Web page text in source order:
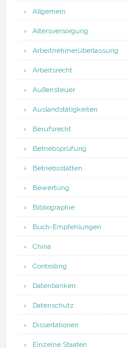
Allgemein
Altersversorgung
Arbeitnehmerüberlassung
Arbeitsrecht
Außensteuer
Auslandstätigkeiten
Berufsrecht
Betriebsprüfung
Betriebsstätten
Bewertung
Bibliographie
Buch-Empfehlungen
China
Controlling
Datenbanken
Datenschutz
Dissertationen
Einzelne Staaten